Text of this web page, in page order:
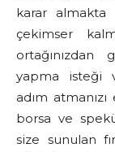
karar almakta
çekimser
ortağınızdan
yapma isteği
adım
borsa ve
size sunulan